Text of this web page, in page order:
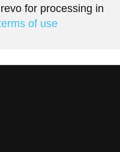
for processing in
of use